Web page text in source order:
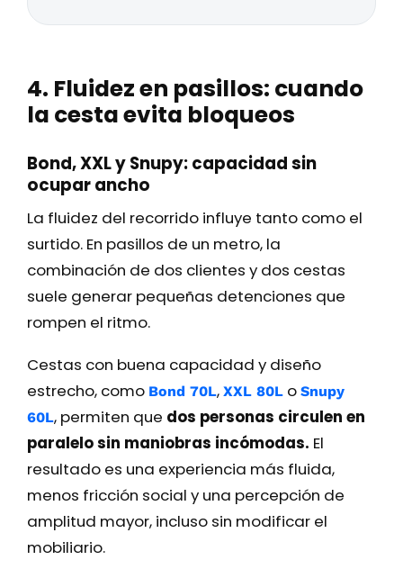
4. Fluidez en pasillos: cuando
la cesta evita bloqueos
Bond, XXL y Snupy: capacidad sin
ocupar ancho
La fluidez del recorrido influye tanto como el
surtido. En pasillos de un metro, la
combinación de dos clientes y dos cestas
suele generar pequeñas detenciones que
rompen el ritmo.
Cestas con buena capacidad y diseño
estrecho, como Bond 70L, XXL 80L o Snupy
60L, permiten que dos personas circulen en
paralelo sin maniobras incómodas. El
resultado es una experiencia más fluida,
menos fricción social y una percepción de
amplitud mayor, incluso sin modificar el
mobiliario.